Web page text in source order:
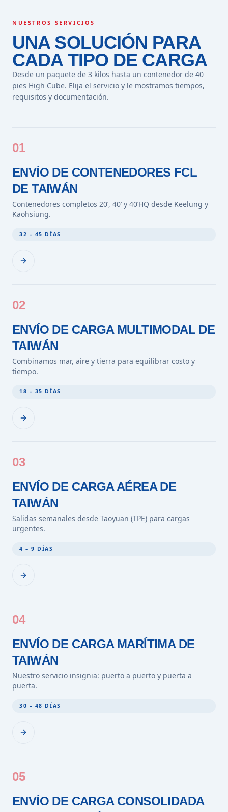
NUESTROS SERVICIOS
UNA SOLUCIÓN PARA
CADA TIPO DE CARGA
Desde un paquete de 3 kilos hasta un contenedor de 40
pies High Cube. Elija el servicio y le mostramos tiempos,
requisitos y documentación.
01
ENVÍO DE CONTENEDORES FCL
DE TAIWÁN
Contenedores completos 20’, 40’ y 40’HQ desde Keelung y
Kaohsiung.
32 – 45 DÍAS
02
ENVÍO DE CARGA MULTIMODAL DE
TAIWÁN
Combinamos mar, aire y tierra para equilibrar costo y
tiempo.
18 – 35 DÍAS
03
ENVÍO DE CARGA AÉREA DE
TAIWÁN
Salidas semanales desde Taoyuan (TPE) para cargas
urgentes.
4 – 9 DÍAS
04
ENVÍO DE CARGA MARÍTIMA DE
TAIWÁN
Nuestro servicio insignia: puerto a puerto y puerta a
puerta.
30 – 48 DÍAS
05
ENVÍO DE CARGA CONSOLIDADA